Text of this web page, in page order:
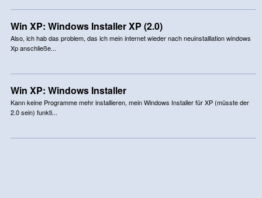
Win XP: Windows Installer XP (2.0)
Also, ich hab das problem, das ich mein internet wieder nach neuinstalllation windows
Xp anschließe...
Win XP: Windows Installer
Kann keine Programme mehr installieren, mein Windows Installer für XP (müsste der
2.0 sein) funkti...